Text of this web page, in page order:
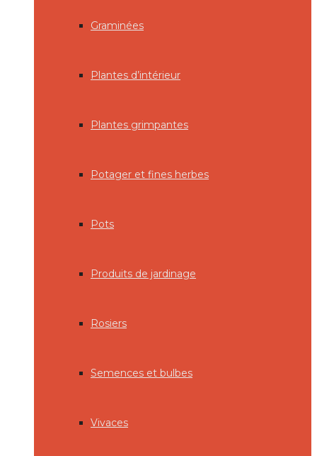
Graminées
Plantes d’intérieur
Plantes grimpantes
Potager et fines herbes
Pots
Produits de jardinage
Rosiers
Semences et bulbes
Vivaces